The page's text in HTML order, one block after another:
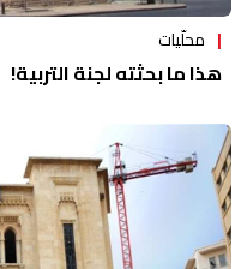
محلّيات
هذا ما بحثته لجنة التربية!